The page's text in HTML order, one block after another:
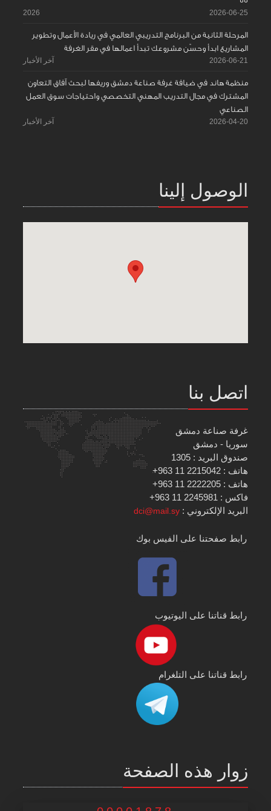
2026-06-25
2026
المرحلة الثانية من البرنامج التدريبي العالمي في ريادة الأعمال وتطوير
المشاريع ابدأ وحسّن مشروعك تبدأ اعمالها في مقر الغرفة
2026-06-21 آخر الأخبار
منظمة هاند في ضيافة غرفة صناعة دمشق وريفها لبحث آفاق التعاون
المشترك في مجال التدريب المهني التخصصي واحتياجات سوق العمل
الصناعي
2026-04-20 آخر الأخبار
الوصول إلينا
اتصل بنا
غرفة صناعة دمشق
سوريا - دمشق
صندوق البريد : 1305
هاتف : 2215042 11 963+
هاتف : 2222205 11 963+
فاكس : 2245981 11 963+
البريد الإلكتروني :dci@mail.sy
رابط صفحتنا على الفيس بوك
رابط قناتنا على اليوتيوب
رابط قناتنا على التلغرام
زوار هذه الصفحة